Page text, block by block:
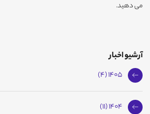
می دهید.
آرشیو اخبار
1405 (4)
1404 (11)